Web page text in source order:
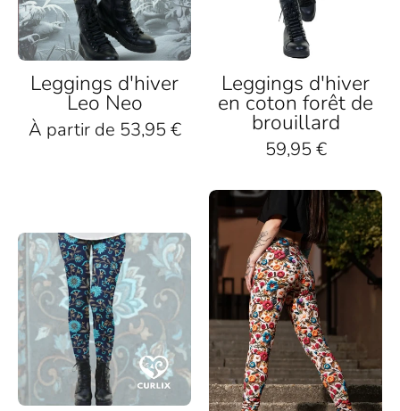
schwarzen
Boots
Leggings d'hiver
Leo Neo
À partir de 53,95 €
schwarzen
Boots
Leggings d'hiver
en coton forêt de
brouillard
59,95 €
Nachhaltige
Leggings
mit
blauem
Blumenmuster,
getragen
mit
schwarzen
Bunte
Damen-
Leggings
mit
Blumenmuster
aus
Baumwolle,
nachhaltig
produziert,
auf